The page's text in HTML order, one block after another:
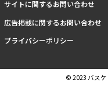
サイトに関するお問い合わせ
広告掲載に関するお問い合わせ
プライバシーポリシー
© 2023 バス